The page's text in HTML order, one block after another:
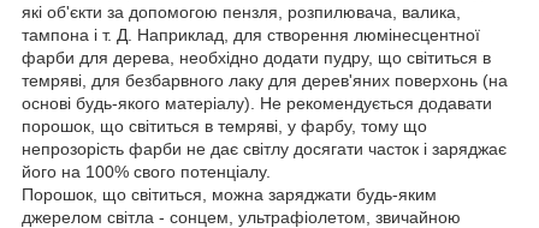
які об'єкти за допомогою пензля, розпилювача, валика,
тампона і т. Д. Наприклад, для створення люмінесцентної
фарби для дерева, необхідно додати пудру, що світиться в
темряві, для безбарвного лаку для дерев'яних поверхонь (на
основі будь-якого матеріалу). Не рекомендується додавати
порошок, що світиться в темряві, у фарбу, тому що
непрозорість фарби не дає світлу досягати часток і заряджає
його на 100% свого потенціалу.
Порошок, що світиться, можна заряджати будь-яким
джерелом світла - сонцем, ультрафіолетом, звичайною